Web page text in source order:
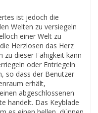
ist jedoch die
Welten zu versiegeln
einer Welt zu
Herzlosen das Herz
zu dieser Fähigkeit kann
oder Entriegeln
so dass der Benutzer
erhält,
abgeschlossenen
handelt. Das Keyblade